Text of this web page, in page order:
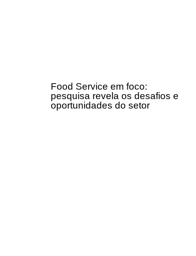
Food Service em foco:
pesquisa revela os desafios e
oportunidades do setor